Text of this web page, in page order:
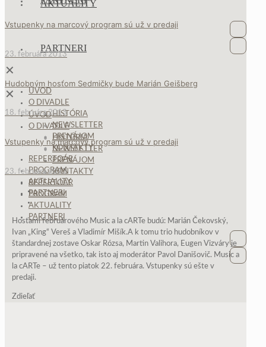
AKTUALITY
PARTNERI
✕
ÚVOD
O DIVADLE
HISTÓRIA
NEWSLETTER
PRENÁJOM
KONTAKTY
REPERTOÁR
PROGRAM
AKTUALITY
PARTNERI
✕
ÚVOD
O DIVADLE
HISTÓRIA
NEWSLETTER
PRENÁJOM
KONTAKTY
REPERTOÁR
PROGRAM
AKTUALITY
PARTNERI
Vstupenky na marcový program sú už v predaji
23. februára 2013
Hudobným hosťom Sedmičky bude Marián Geišberg
18. februára 2013
Vstupenky na marcový program sú už v predaji
23. februára 2013
Hosťami februárového Music a la cARTe budú: Marián Čekovský,
Ivan „King“ Vereš a Vladimír Mišík.A k tomu trio hudobníkov v
štandardnej zostave Oskar Rózsa, Martin Valihora, Eugen Vizváry je
pripravené na všetko, tak isto aj moderátor Pavol Danišovič. Music a
la cARTe – už tento piatok 22. februára. Vstupenky sú ešte v
predaji.
Zdieľať